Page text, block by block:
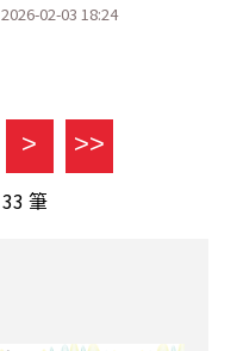
2026-02-03 18:24
> >>
33 筆